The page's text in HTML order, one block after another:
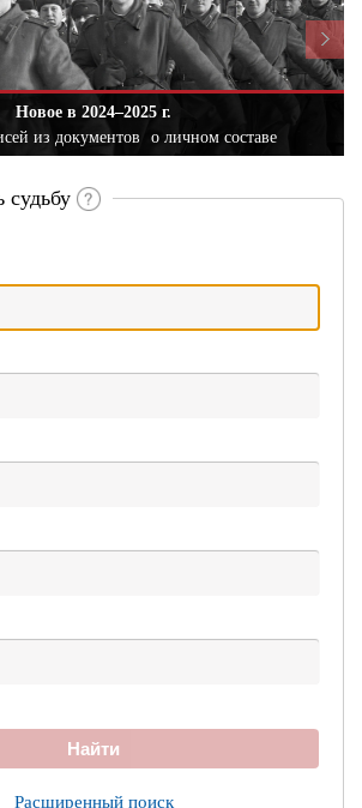
Новое в 2024–2025 г.
из документов о личном составе
судьбу
Найти
Расширенный поиск